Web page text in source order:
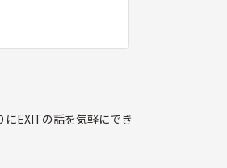
EXITの話を気軽にでき